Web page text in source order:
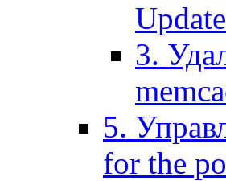
3.
5.
for the